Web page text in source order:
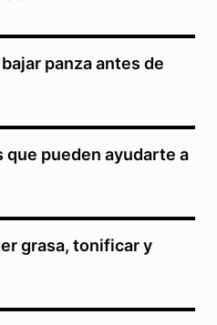
panza antes de
que pueden ayudarte a
grasa, tonificar y